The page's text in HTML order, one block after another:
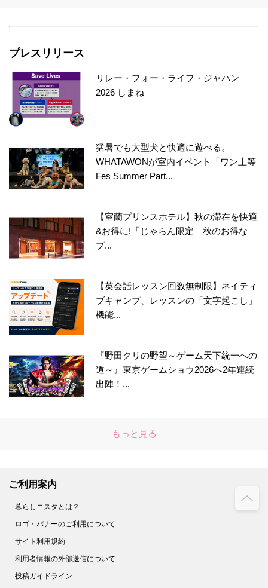
プレスリリース
リレー・フォー・ライフ・ジャパン
2026 しまね
猛暑でも大型犬と快適に遊べる。
WHATAWONが室内イベント「ワン上等
Fes Summer Part...
【室蘭プリンスホテル】秋の滞在を快適
&お得に!「じゃらん限定 秋のお得な
プ...
【英会話レッスン回数無制限】ネイティ
ブキャンプ、レッスンの「文字起こし」
機能...
『野田クリの野望～ゲーム天下統一への
道～』東京ゲームショウ2026へ2年連続
出陣！...
もっと見る
ご利用案内
暮らしニスタとは？
ロゴ・バナーのご利用について
サイト利用規約
利用者情報の外部送信について
投稿ガイドライン